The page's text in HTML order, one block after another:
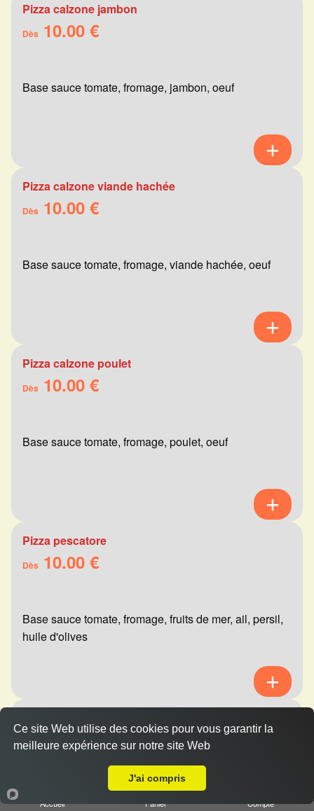
Pizza calzone jambon
Dès 10.00 €
Base sauce tomate, fromage, jambon, oeuf
Pizza calzone viande hachée
Dès 10.00 €
Base sauce tomate, fromage, viande hachée, oeuf
Pizza calzone poulet
Dès 10.00 €
Base sauce tomate, fromage, poulet, oeuf
Pizza pescatore
Dès 10.00 €
Base sauce tomate, fromage, fruits de mer, ail, persil,
huile d'olives
Dès10.00 €
Base sauce tomate, fromage, viande hachée,
Accueil Panier Compte
Ce site Web utilise des cookies pour vous garantir la
meilleure expérience sur notre site Web
J'ai compris